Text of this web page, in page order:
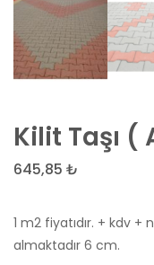
Kilit Taşı (
645,85 ₺
1 m2 fiyatıdır. + kdv
almaktadır 6 cm.